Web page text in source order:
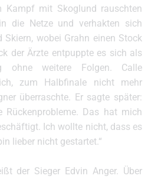
Kampf mit Skoglund rauschten
die Netze und verhakten sich
wobei Grahn einen Stock
der Ärzte entpuppte es sich als
ohne weitere Folgen. Calle
zum Halbfinale nicht mehr
überraschte. Er sagte später:
Rückenprobleme. Das hat mich
Ich wollte nicht, dass es
lieber nicht gestartet.“
der Sieger Edvin Anger. Über